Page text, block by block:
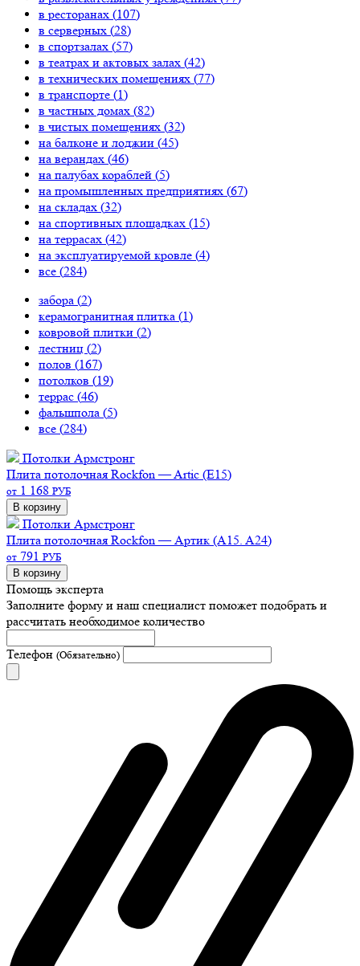
в ресторанах (107)
в серверных (28)
в спортзалах (57)
в театрах и актовых залах (42)
в технических помещениях (77)
в транспорте (1)
в частных домах (82)
в чистых помещениях (32)
на балконе и лоджии (45)
на верандах (46)
на палубах кораблей (5)
на промышленных предприятиях (67)
на складах (32)
на спортивных площадках (15)
на террасах (42)
на эксплуатируемой кровле (4)
все (284)
забора (2)
керамогранитная плитка (1)
ковровой плитки (2)
лестниц (2)
полов (167)
потолков (19)
террас (46)
фальшпола (5)
все (284)
Потолки Армстронг
Плита потолочная Rockfon — Artic (E15)
от 1 168 РУБ
В корзину
Потолки Армстронг
Плита потолочная Rockfon — Артик (A15. A24)
от 791 РУБ
В корзину
Помощь эксперта
Заполните форму и наш специалист поможет подобрать и
рассчитать необходимое количество
Телефон (Обязательно)